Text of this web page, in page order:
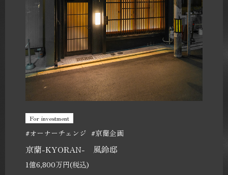
For investment
#オーナーチェンジ #京蘭企画
京蘭-KYORAN- 風鈴邸
1億6,800万円(税込)